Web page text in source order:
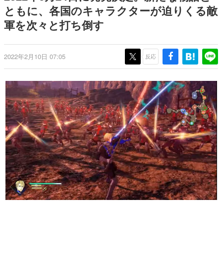
この物語を解いてはいけない。『赫本』は、〈試験問題〉
の形をした短編ホラー小説集です。
これからのデジタルゲーム市場を担う若きクリエイター達
の姿を追い、彼らのルーツと情熱を探っていきます。
ゲームに多大な影響を受けた作家さんに取材し、ゲームが
日本のコンテンツ産業やカルチャーに与えた影響を探る企
画です。
日本モバイルゲーム産業史
日本のモバイルゲーム史における主要なトピック・タイト
ルを網羅するほか、開発者へのインタビューや識者による
解説を掲載。約20年の歴史が一望できる決定版！
若ゲのいたり〜ゲームクリエイターの青春〜
『うつヌケ』『ペンと箸』等で知られるマンガ家・田中圭
一先生によるゲーム業界レポートマンガです。
なんでゲームは面白い？
ともに、各国のキャラクターが迫りくる敵
軍を次々と打ち倒す
2022年2月10日 07:05 反応